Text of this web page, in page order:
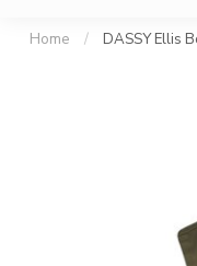
Home / DASSY Ellis